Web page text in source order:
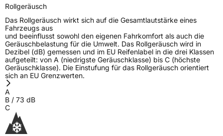
Rollgeräusch
Das Rollgeräusch wirkt sich auf die Gesamtlautstärke eines
Fahrzeugs aus
und beeinflusst sowohl den eigenen Fahrkomfort als auch die
Geräuschbelastung für die Umwelt. Das Rollgeräusch wird in
Dezibel (dB) gemessen und im EU Reifenlabel in die drei Klassen
aufgeteilt: von A (niedrigste Geräuschklasse) bis C (höchste
Geräuschklasse). Die Einstufung für das Rollgeräusch orientiert
sich an EU Grenzwerten.
A
B / 73 dB
C